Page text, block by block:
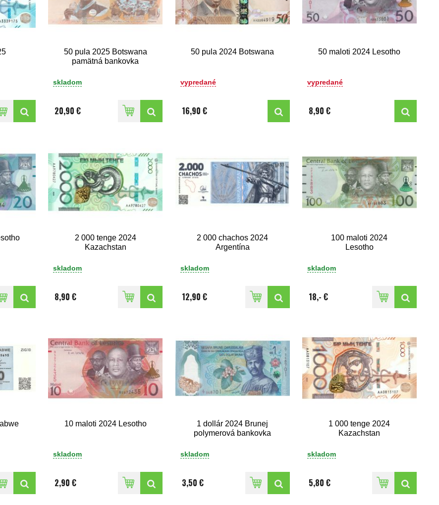
50 pula 2025 Botswana
pamätná bankovka
skladom
20,90 €
50 pula 2024 Botswana
vypredané
16,90 €
50 maloti 2024 Lesotho
vypredané
8,90 €
2 000 tenge 2024
Kazachstan
skladom
8,90 €
2 000 chachos 2024
Argentína
skladom
12,90 €
100 maloti 2024
Lesotho
skladom
18,- €
10 maloti 2024 Lesotho
skladom
2,90 €
1 dollár 2024 Brunej
polymerová bankovka
skladom
3,50 €
1 000 tenge 2024
Kazachstan
skladom
5,80 €